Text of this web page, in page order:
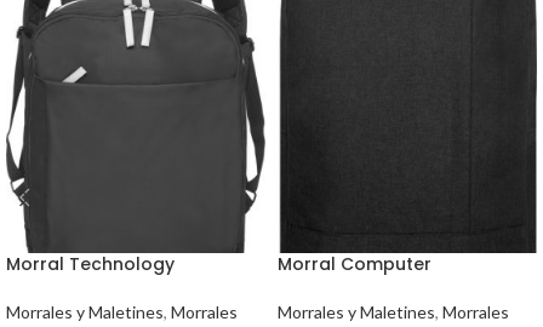
Morral Technology
Morrales y Maletines, Morrales
Morral Computer
Morrales y Maletines, Morrales